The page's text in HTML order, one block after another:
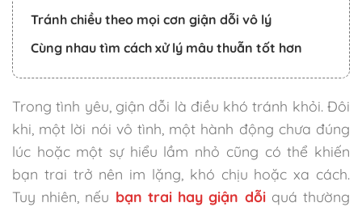
Tránh chiều theo mọi cơn giận dỗi vô lý
Cùng nhau tìm cách xử lý mâu thuẫn tốt hơn
Trong tình yêu, giận dỗi là điều khó tránh khỏi. Đôi
khi, một lời nói vô tình, một hành động chưa đúng
lúc hoặc một sự hiểu lầm nhỏ cũng có thể khiến
bạn trai trở nên im lặng, khó chịu hoặc xa cách.
Tuy nhiên, nếu bạn trai hay giận dỗiquá thường